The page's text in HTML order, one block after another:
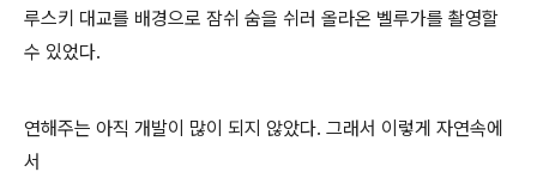
루스키 대교를 배경으로 잠쉬 숨을 쉬러 올라온 벨루가를 촬영할
수 있었다.
연해주는 아직 개발이 많이 되지 않았다. 그래서 이렇게 자연속에
서